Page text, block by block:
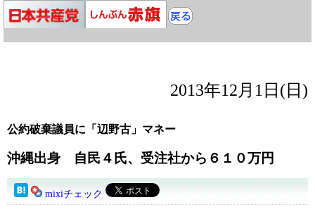
2013年12月1日(日)
公約破棄議員に「辺野古」マネー
沖縄出身 自民４氏、受注社から６１０万円
mixiチェック